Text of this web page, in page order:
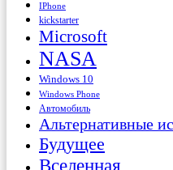
IPhone
kickstarter
Microsoft
NASA
Windows 10
Windows Phone
Автомобиль
Альтернативные
Будущее
Вселенная